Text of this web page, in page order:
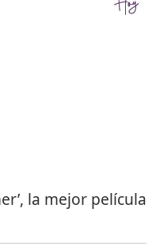
la mejor película